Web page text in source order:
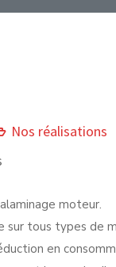
Nos réalisations
moteur.
sur tous types de
en